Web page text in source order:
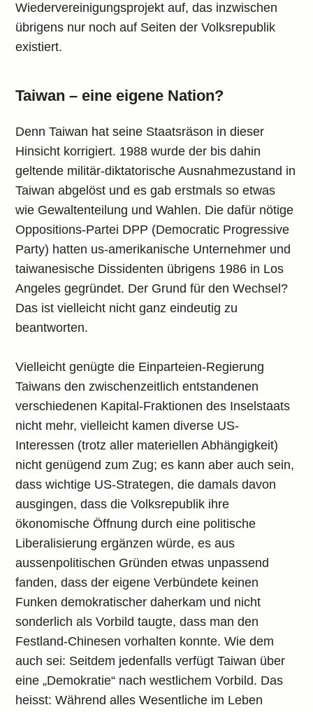
Wiedervereinigungsprojekt auf, das inzwischen
übrigens nur noch auf Seiten der Volksrepublik
existiert.
Taiwan – eine eigene Nation?
Denn Taiwan hat seine Staatsräson in dieser
Hinsicht korrigiert. 1988 wurde der bis dahin
geltende militär-diktatorische Ausnahmezustand in
Taiwan abgelöst und es gab erstmals so etwas
wie Gewaltenteilung und Wahlen. Die dafür nötige
Oppositions-Partei DPP (Democratic Progressive
Party) hatten us-amerikanische Unternehmer und
taiwanesische Dissidenten übrigens 1986 in Los
Angeles gegründet. Der Grund für den Wechsel?
Das ist vielleicht nicht ganz eindeutig zu
beantworten.
Vielleicht genügte die Einparteien-Regierung
Taiwans den zwischenzeitlich entstandenen
verschiedenen Kapital-Fraktionen des Inselstaats
nicht mehr, vielleicht kamen diverse US-
Interessen (trotz aller materiellen Abhängigkeit)
nicht genügend zum Zug; es kann aber auch sein,
dass wichtige US-Strategen, die damals davon
ausgingen, dass die Volksrepublik ihre
ökonomische Öffnung durch eine politische
Liberalisierung ergänzen würde, es aus
aussenpolitischen Gründen etwas unpassend
fanden, dass der eigene Verbündete keinen
Funken demokratischer daherkam und nicht
sonderlich als Vorbild taugte, dass man den
Festland-Chinesen vorhalten konnte. Wie dem
auch sei: Seitdem jedenfalls verfügt Taiwan über
eine „Demokratie“ nach westlichem Vorbild. Das
heisst: Während alles Wesentliche im Leben